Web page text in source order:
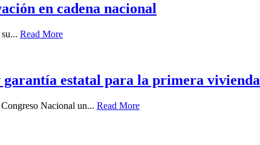
en cadena nacional
Read More
estatal para la primera vivienda
Nacional un... Read More